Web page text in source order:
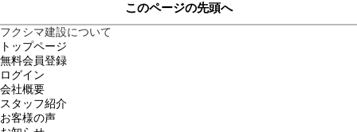
このページの先頭へ
フクシマ建設について
トップページ
無料会員登録
ログイン
会社概要
スタッフ紹介
お客様の声